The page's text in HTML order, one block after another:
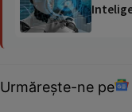
Urmărește-ne pe